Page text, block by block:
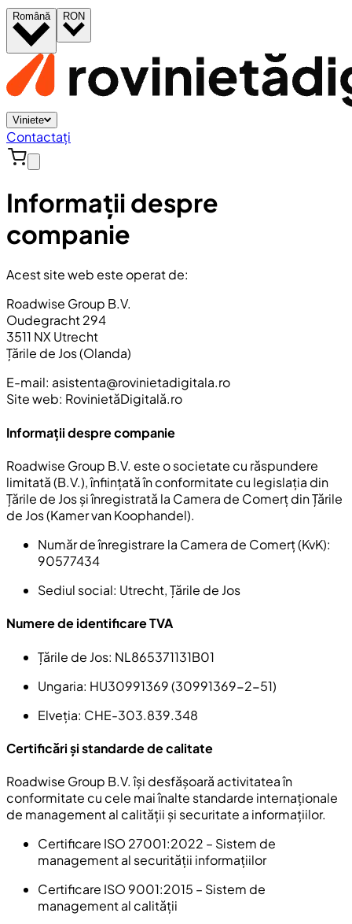
Română RON
Viniete
Contactați
Informații despre
companie
Acest site web este operat de:
Roadwise Group B.V.
Oudegracht 294
3511 NX Utrecht
Țările de Jos (Olanda)
E-mail: asistenta@rovinietadigitala.ro
Site web: RovinietăDigitală.ro
Informații despre companie
Roadwise Group B.V. este o societate cu răspundere
limitată (B.V.), înființată în conformitate cu legislația din
Țările de Jos și înregistrată la Camera de Comerț din Țările
de Jos (Kamer van Koophandel).
Număr de înregistrare la Camera de Comerț (KvK):
90577434
Sediul social: Utrecht, Țările de Jos
Numere de identificare TVA
Țările de Jos: NL865371131B01
Ungaria: HU30991369 (30991369-2-51)
Elveția: CHE-303.839.348
Certificări și standarde de calitate
Roadwise Group B.V. își desfășoară activitatea în
conformitate cu cele mai înalte standarde internaționale
de management al calității și securitate a informațiilor.
Certificare ISO 27001:2022 – Sistem de
management al securității informațiilor
Certificare ISO 9001:2015 – Sistem de
management al calității